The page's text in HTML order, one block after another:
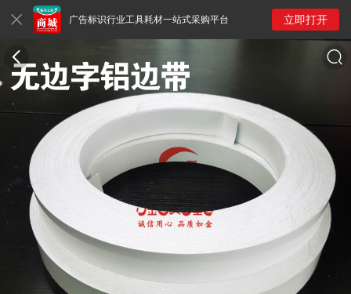
广告标识行业工具耗材一站式采购平台 立即打开